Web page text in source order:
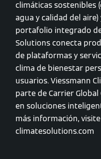
climáticas sostenibles
agua y calidad del aire)
portafolio integrado
Solutions conecta
de plataformas y
clima de bienestar
usuarios. Viessmann
parte de Carrier
en soluciones
más información,
climatesolutions.com